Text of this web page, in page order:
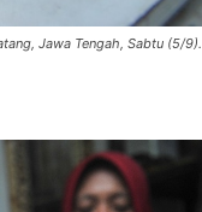
Jawa Tengah, Sabtu (5/9).